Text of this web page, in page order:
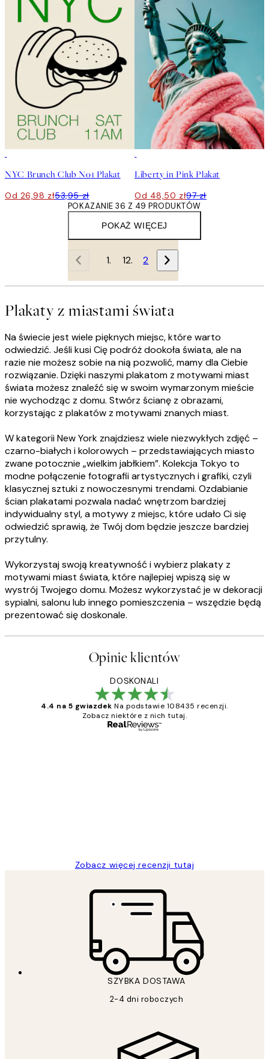
NYC Brunch Club No1 Plakat
Od 26,98 zł53,95 zł
Liberty in Pink Plakat
Od 48,50 zł97 zł
POKAŻ WIĘCEJ
POKAZANIE 36 Z 49 PRODUKTÓW
1 2
Plakaty z miastami świata
Na świecie jest wiele pięknych miejsc, które warto
odwiedzić. Jeśli kusi Cię podróż dookoła świata, ale na
razie nie możesz sobie na nią pozwolić, mamy dla Ciebie
rozwiązanie. Dzięki naszymi plakatom z motywami miast
świata możesz znaleźć się w swoim wymarzonym mieście
nie wychodząc z domu. Stwórz ścianę z obrazami,
korzystając z plakatów z motywami znanych miast.
W kategorii New York znajdziesz wiele niezwykłych zdjęć –
czarno-białych i kolorowych – przedstawiających miasto
zwane potocznie „wielkim jabłkiem”. Kolekcja Tokyo to
modne połączenie fotografii artystycznych i grafiki, czyli
klasycznej sztuki z nowoczesnymi trendami. Ozdabianie
ścian plakatami pozwala nadać wnętrzom bardziej
indywidualny styl, a motywy z miejsc, które udało Ci się
odwiedzić sprawią, że Twój dom będzie jeszcze bardziej
przytulny.
Wykorzystaj swoją kreatywność i wybierz plakaty z
motywami miast świata, które najlepiej wpiszą się w
wystrój Twojego domu. Możesz wykorzystać je w dekoracji
sypialni, salonu lub innego pomieszczenia – wszędzie będą
prezentować się doskonale.
Opinie klientów
DOSKONALI
4.4 na 5 gwiazdek Na podstawie 108435 recenzji.
Zobacz niektóre z nich tutaj.
Zobacz więcej recenzji tutaj
SZYBKA DOSTAWA
2-4 dni roboczych